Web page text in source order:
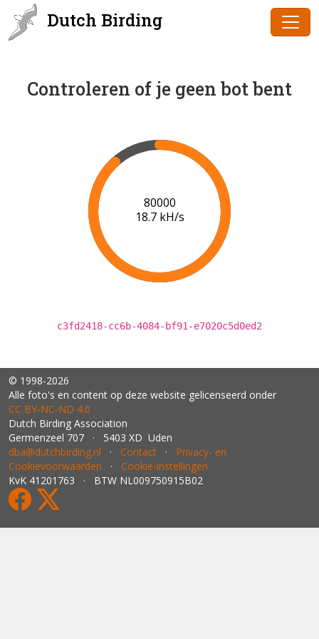
Dutch Birding
Controleren of je geen bot bent
80000
18.7 kH/s
c3fd2418-cc6b-4084-bf91-e7020c5d0ed2
© 1998-2026
Alle foto's en content op deze website gelicenseerd onder
CC BY‑NC‑ND 4.0
Dutch Birding Association
Germenzeel 707 · 5403 XD Uden
dba@dutchbirding.nl · Contact · Privacy- en
Cookievoorwaarden · Cookie-instellingen
KvK 41201763 · BTW NL009750915B02